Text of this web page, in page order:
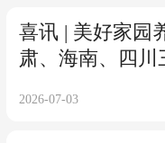
喜讯 | 美好家园
肃、海南、四川
2026-07-03